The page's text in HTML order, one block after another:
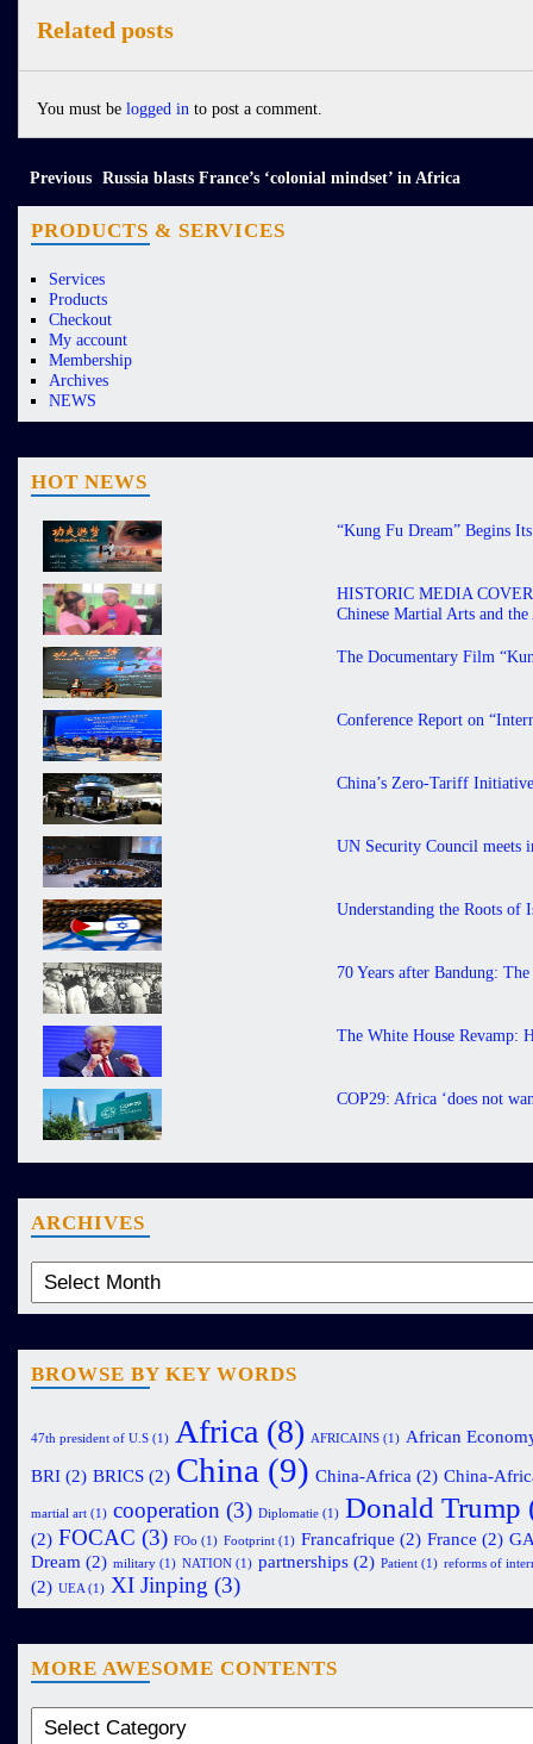
Related posts
You must be logged in to post a comment.
Previous Russia blasts France’s ‘colonial mindset’ in Africa
PRODUCTS & SERVICES
Services
Products
Checkout
My account
Membership
Archives
NEWS
HOT NEWS
“Kung Fu Dream” Begins
HISTORIC MEDIA
Chinese Martial Arts and
The Documentary Film
Conference Report on
China’s Zero-Tariff
UN Security Council meets
Understanding the Roots of
70 Years after Bandung:
The White House Revamp:
COP29: Africa ‘does not
ARCHIVES
BROWSE BY KEY WORDS
47th president of U.S (1) Africa (8) AFRICAINS (1) African
BRI (2) BRICS (2) China (9) China-Africa (2) China-
martial art (1) cooperation (3) Diplomatie (1) Donald Trump
(2) FOCAC (3) FOo (1) Footprint (1) Francafrique (2) France (2)
Dream (2) military (1) NATION (1) partnerships (2) Patient (1) reforms of
(2) UEA(1) XI Jinping (3)
MORE AWESOME CONTENTS